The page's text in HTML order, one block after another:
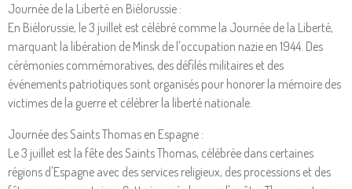
Journée de la Liberté en Biélorussie :
En Biélorussie, le 3 juillet est célébré comme la Journée de la Liberté,
marquant la libération de Minsk de l'occupation nazie en 1944. Des
cérémonies commémoratives, des défilés militaires et des
événements patriotiques sont organisés pour honorer la mémoire des
victimes de la guerre et célébrer la liberté nationale.
Journée des Saints Thomas en Espagne :
Le 3 juillet est la fête des Saints Thomas, célébrée dans certaines
régions d'Espagne avec des services religieux, des processions et des